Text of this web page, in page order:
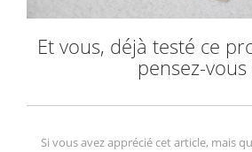
Et vous, déjà testé ce
pensez-vous
Si vous avez apprécié cet article, mais